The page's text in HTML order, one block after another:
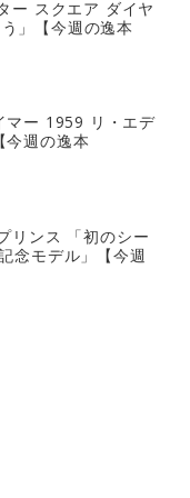
」【今週の逸本
マー 1959 リ・エデ
今週の逸本
リンス 「初のシー
念モデル」【今週